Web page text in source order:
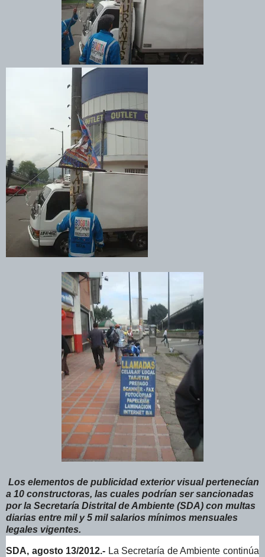
Los elementos de publicidad exterior visual pertenecían
a 10 constructoras, las cuales podrían ser sancionadas
por la Secretaría Distrital de Ambiente (SDA) con multas
diarias entre mil y 5 mil salarios mínimos mensuales
legales vigentes.
SDA, agosto 13/2012.- La Secretaría de Ambiente continúa